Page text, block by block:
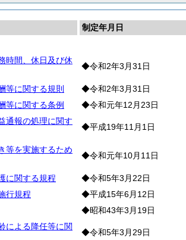
制定年月日
時間、休日及び休
◆令和2年3月31日
等に関する規則 ◆令和2年3月31日
等に関する条例
◆令和元年12月23日
通報の処理に関す
◆平成19年11月1日
等を実施するため
◆令和元年10月11日
に関する規程 ◆令和5年3月22日
行規程
◆平成15年6月12日
◆昭和43年3月19日
による降任等に関
◆令和5年3月29日